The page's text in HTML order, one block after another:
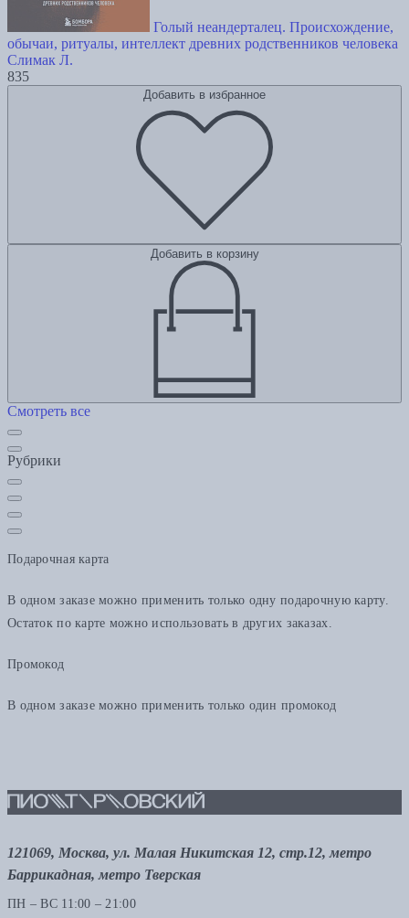
Голый неандерталец. Происхождение,
обычаи, ритуалы, интеллект древних родственников человека
Слимак Л.
835
Добавить в избранное
Добавить в корзину
Смотреть все
Рубрики
Подарочная карта
В одном заказе можно применить только одну подарочную карту.
Остаток по карте можно использовать в других заказах.
Промокод
В одном заказе можно применить только один промокод
121069, Москва, ул. Малая Никитская 12, стр.12, метро
Баррикадная, метро Тверская
ПН – ВС 11:00 – 21:00